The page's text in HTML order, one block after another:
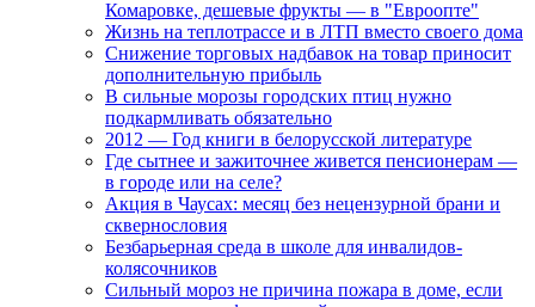
Комаровке, дешевые фрукты — в "Евроопте"
Жизнь на теплотрассе и в ЛТП вместо своего дома
Снижение торговых надбавок на товар приносит
дополнительную прибыль
В сильные морозы городских птиц нужно
подкармливать обязательно
2012 — Год книги в белорусской литературе
Где сытнее и зажиточнее живется пенсионерам —
в городе или на селе?
Акция в Чаусах: месяц без нецензурной брани и
сквернословия
Безбарьерная среда в школе для инвалидов-
колясочников
Сильный мороз не причина пожара в доме, если